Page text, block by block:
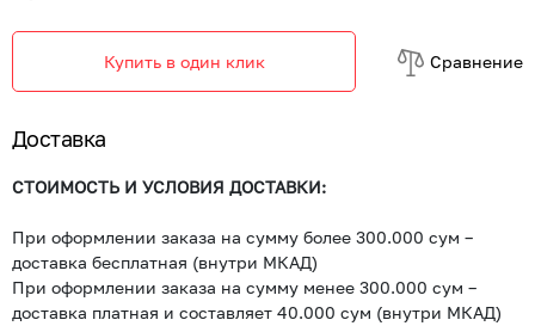
Купить в один клик Cравнение
Доставка
СТОИМОСТЬ И УСЛОВИЯ ДОСТАВКИ:
При оформлении заказа на сумму более 300.000 сум –
доставка бесплатная (внутри МКАД)
При оформлении заказа на сумму менее 300.000 сум –
доставка платная и составляет 40.000 сум (внутри МКАД)